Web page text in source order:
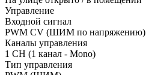
Управление
Входной сигнал
PWM СV (ШИМ по напряжению)
Каналы управления
1 CH (1 канал - Mono)
Тип управления